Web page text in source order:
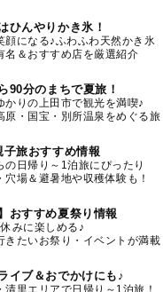
ひんやりかき氷！
顔になる♪ふわふわ天然かき氷
名＆おすすめ店を厳選紹介
90分のまちで夏旅！
かりの上田市で観光を満喫♪
原・国宝・別所温泉をめぐる旅
子旅おすすめ情報
の日帰り～1泊旅にぴったり
穴場＆避暑地や収穫体験も！
おすすめ夏祭り情報
みに楽しめる♪
きたいお祭り・イベントが満載
イブ＆おでかけにも♪
清里エリアで日帰り～1泊旅！